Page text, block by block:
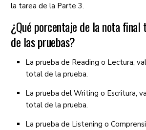
la tarea de la Parte 3.
¿Qué porcentaje de la nota final
de las pruebas?
La prueba de Reading o Lectura,
total de la prueba.
La prueba del Writing o Escritura,
total de la prueba.
La prueba de Listening o